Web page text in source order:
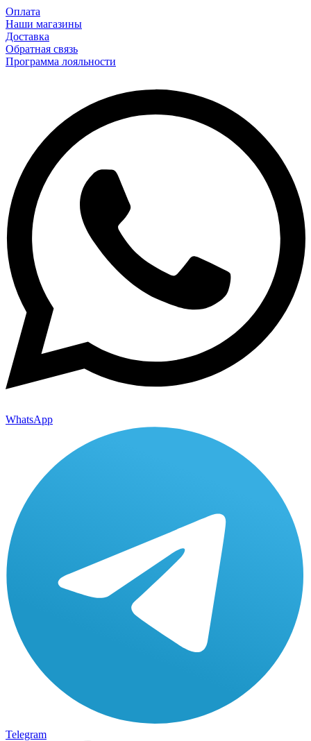
Оплата
Наши магазины
Доставка
Обратная связь
Программа лояльности
WhatsApp
Telegram